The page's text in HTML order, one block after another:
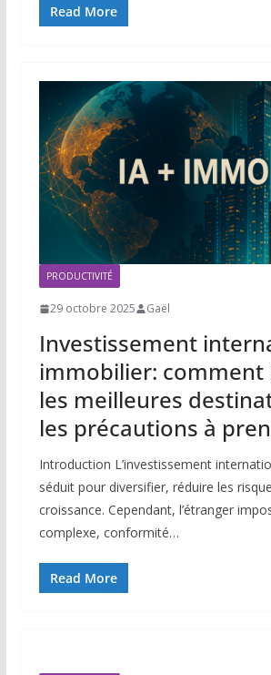
Read More
PRODUCTIVITÉ
29 octobre 2025 Gaël
Investissement
immobilier: comment
les meilleures
les précautions à
Introduction L’investissement
séduit pour diversifier, réduire les
croissance. Cependant, l’étranger
complexe, conformité…
Read More